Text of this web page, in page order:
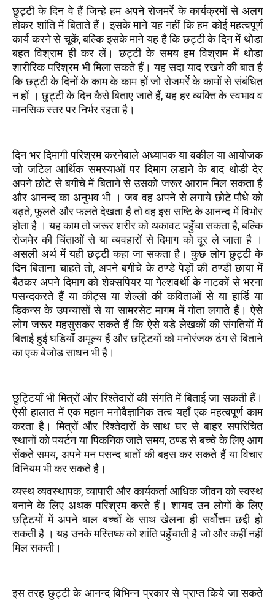
छुट्टी के दिन वे हैं जिन्हे हम अपने रोजमर्रे के कार्यक्रमों से अलग
होकर शांति में बिताते हैं। इसके माने यह नहीं कि हम कोई महत्वपूर्ण
कार्य करने से चूकें, बल्कि इसके माने यह है कि छट्टी के दिन में थोडा
बहत विश्राम ही कर लें। छट्टी के समय हम विश्राम में थोडा
शारीरिक परिश्रम भी मिला सकते हैं। यह सदा याद रखने की बात है
कि छट्टी के दिनों के काम के काम हों जो रोजमर्रे के कामों से संबंधित
न हों । छुट्टी के दिन कैसे बिताए जाते हैं, यह हर व्यक्ति के स्वभाव व
मानसिक स्तर पर निर्भर रहता है।
दिन भर दिमागी परिश्रम करनेवाले अध्यापक या वकील या आयोजक
जो जटिल आर्थिक समस्याओं पर दिमाग लडाने के बाद थोडी देर
अपने छोटे से बगीचे में बिताने से उसको जरूर आराम मिल सकता है
और आनन्द का अनुभव भी । जब वह अपने से लगाये छोटे पौधे को
बढ़ते, फूलते और फलते देखता है तो वह इस सष्टि के आनन्द में विभोर
होता है । यह काम तो जरूर शरीर को थकावट पहुँचा सकता है, बल्कि
रोजमेर की चिंताओं से या व्यवहारों से दिमाग को दूर ले जाता है ।
असली अर्थ में यही छट्टी कहा जा सकता है। कुछ लोग छुट्टी के
दिन बिताना चाहते तो, अपने बगीचे के ठण्डे पेड़ों की ठण्डी छाया में
बैठकर अपने दिमाग को शेक्सपियर या गेल्शवर्थी के नाटकों से भरना
पसन्दकरते हैं या कीट्स या शेल्ली की कविताओं से या हार्डि या
डिकन्स के उपन्यासों से या सामरसेट मागम में गोता लगाते हैं। ऐसे
लोग जरूर महसुसकर सकते हैं कि ऐसे बडे लेखकों की संगतियों में
बिताई हुई घडियाँ अमूल्य हैं और छट्टियों को मनोरंजक ढंग से बिताने
का एक बेजोड साधन भी है।
छुट्टियाँ भी मित्रों और रिश्तेदारों की संगति में बिताई जा सकती हैं।
ऐसी हालात में एक महान मनोवैज्ञानिक तत्व यहाँ एक महत्वपूर्ण काम
करता है। मित्रों और रिश्तेदारों के साथ घर से बाहर सपरिचित
स्थानों को पयर्टन या पिकनिक जाते समय, ठण्ड से बच्चे के लिए आग
सेंकते समय, अपने मन पसन्द बातों की बहस कर सकते हैं या विचार
विनियम भी कर सकते है।
व्यस्थ व्यवस्थापक, व्यापारी और कार्यकर्ता आधिक जीवन को स्वस्थ
बनाने के लिए अथक परिश्रम करते हैं। शायद उन लोगों के लिए
छट्टियों में अपने बाल बच्चों के साथ खेलना ही सर्वोत्तम छद्दी हो
सकती है । यह उनके मस्तिष्क को शांति पहुँचाती है जो और कहीं नहीं
मिल सकती।
इस तरह छुट्टी के आनन्द विभिन्न प्रकार से प्राप्त किये जा सकते